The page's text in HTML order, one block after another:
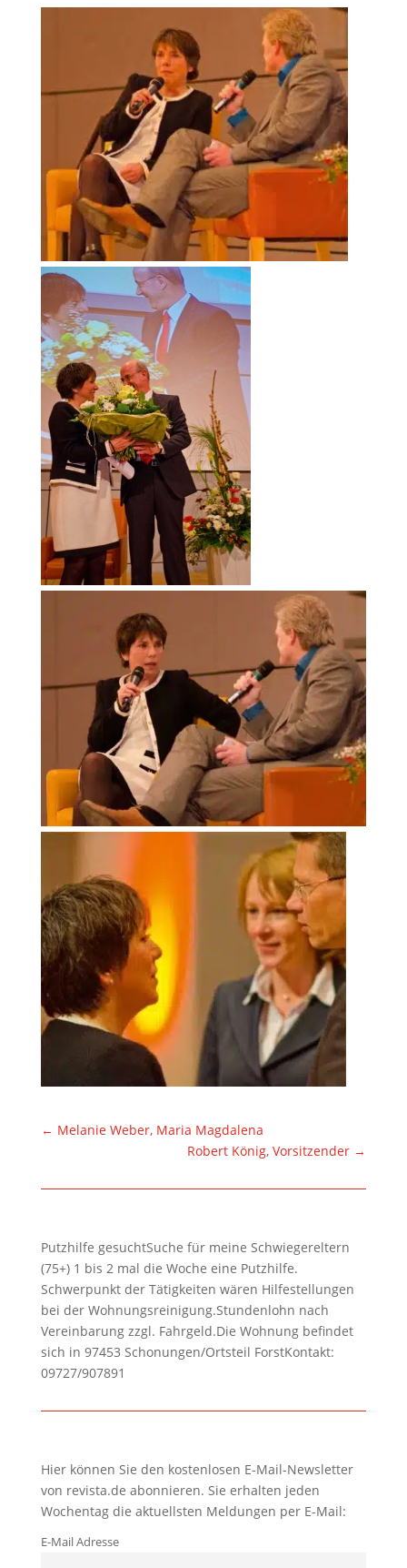
← Melanie Weber, Maria Magdalena
Robert König, Vorsitzender →
Putzhilfe gesuchtSuche für meine Schwiegereltern
(75+) 1 bis 2 mal die Woche eine Putzhilfe.
Schwerpunkt der Tätigkeiten wären Hilfestellungen
bei der Wohnungsreinigung.Stundenlohn nach
Vereinbarung zzgl. Fahrgeld.Die Wohnung befindet
sich in 97453 Schonungen/Ortsteil ForstKontakt:
09727/907891
Hier können Sie den kostenlosen E-Mail-Newsletter
von revista.de abonnieren. Sie erhalten jeden
Wochentag die aktuellsten Meldungen per E-Mail:
E-Mail Adresse